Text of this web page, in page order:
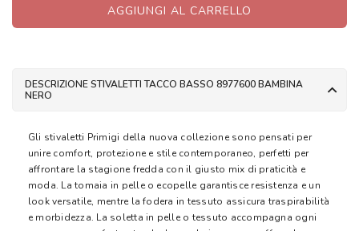
AGGIUNGI AL CARRELLO
DESCRIZIONE STIVALETTI TACCO BASSO 8977600 BAMBINA
NERO
Gli stivaletti Primigi della nuova collezione sono pensati per
unire comfort, protezione e stile contemporaneo, perfetti per
affrontare la stagione fredda con il giusto mix di praticità e
moda. La tomaia in pelle o ecopelle garantisce resistenza e un
look versatile, mentre la fodera in tessuto assicura traspirabilità
e morbidezza. La soletta in pelle o tessuto accompagna ogni